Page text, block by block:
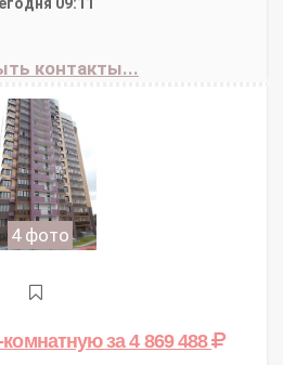
контакты...
4 фото
комнатнуюза 4 869 488